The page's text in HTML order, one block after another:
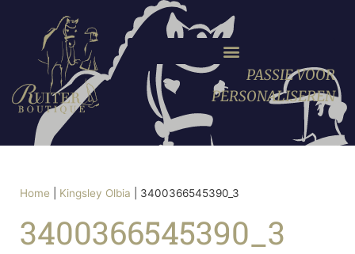
PASSIE VOOR
PERSONALISEREN
Home Kingsley Olbia 3400366545390_3
3400366545390_3